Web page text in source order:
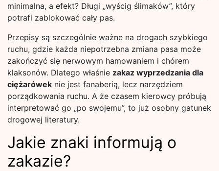
minimalna, a efekt? Długi „wyścig ślimaków”, który
potrafi zablokować cały pas.
Przepisy są szczególnie ważne na drogach szybkiego
ruchu, gdzie każda niepotrzebna zmiana pasa może
zakończyć się nerwowym hamowaniem i chórem
klaksonów. Dlatego właśnie zakaz wyprzedzania dla
ciężarówek nie jest fanaberią, lecz narzędziem
porządkowania ruchu. A że czasem kierowcy próbują
interpretować go „po swojemu”, to już osobny gatunek
drogowej literatury.
Jakie znaki informują o
zakazie?